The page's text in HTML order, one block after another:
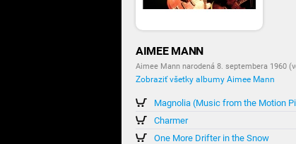
AIMEE MANN
Aimee Mann narodená 8. septembera 1960
Zobraziť všetky albumy Aimee Mann
Magnolia (Music from the Motion
Charmer
One More Drifter in the Snow